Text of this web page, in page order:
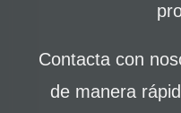
Contacta con
de manera